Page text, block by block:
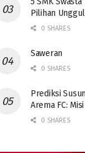
Pilihan
0 SHARES
Saweran
0 SHARES
Prediksi
Arema FC:
0 SHARES